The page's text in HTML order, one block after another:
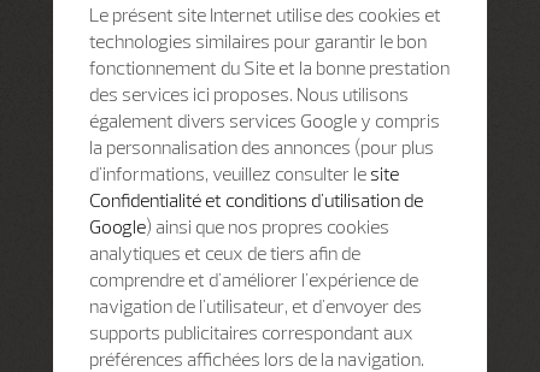
Le présent site Internet utilise des cookies et
technologies similaires pour garantir le bon
fonctionnement du Site et la bonne prestation
des services ici proposes. Nous utilisons
également divers services Google y compris
la personnalisation des annonces (pour plus
d'informations, veuillez consulter le site
Confidentialité et conditions d'utilisation de
Google) ainsi que nos propres cookies
analytiques et ceux de tiers afin de
comprendre et d'améliorer l'expérience de
navigation de l'utilisateur, et d'envoyer des
supports publicitaires correspondant aux
préférences affichées lors de la navigation.